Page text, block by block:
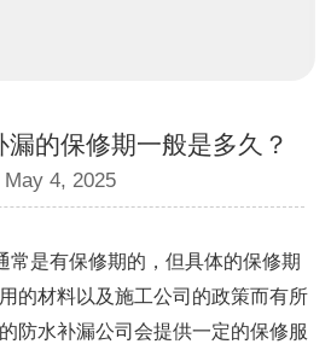
漏的保修期一般是多久？
May 4, 2025
常是有保修期的，但具体的保修期
的材料以及施工公司的政策而有所
防水补漏公司会提供一定的保修服